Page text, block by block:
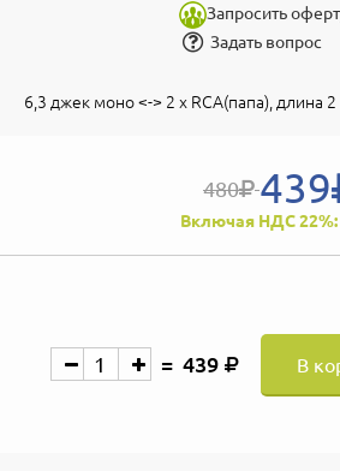
Запросить
Задать вопрос
6,3 джек моно <-> 2 x RCA(папа), длина
480 439
Включая НДС 22%:
439 В